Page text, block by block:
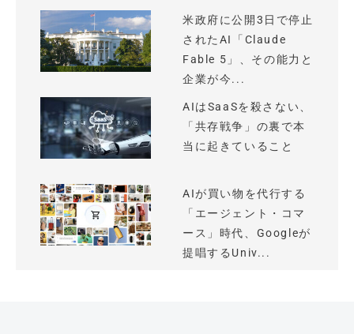
米政府に公開3日で停止
されたAI「Claude
Fable 5」、その能力と
企業が今...
AIはSaaSを殺さない、
「共存戦争」の裏で本
当に起きていること
AIが買い物を代行する
「エージェント・コマ
ース」時代、Googleが
提唱するUniv...